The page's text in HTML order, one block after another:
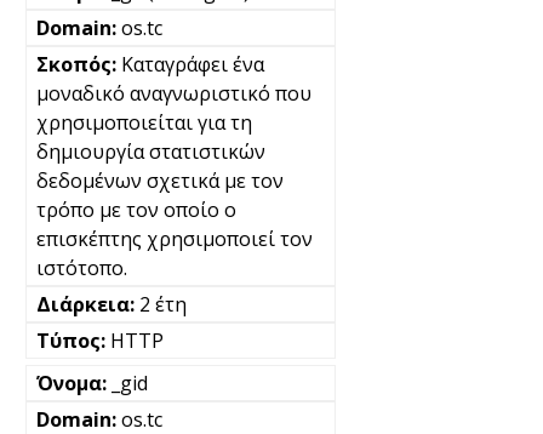
os.tc
Καταγράφει ένα
μοναδικό αναγνωριστικό που
χρησιμοποιείται για τη
δημιουργία στατιστικών
δεδομένων σχετικά με τον
τρόπο με τον οποίο ο
επισκέπτης χρησιμοποιεί τον
ιστότοπο.
2 έτη
HTTP
_gid
os.tc